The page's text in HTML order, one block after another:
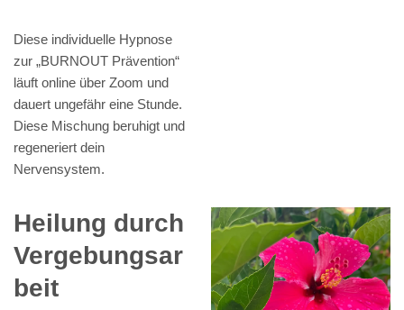
Diese individuelle Hypnose
zur „BURNOUT Prävention“
läuft online über Zoom und
dauert ungefähr eine Stunde.
Diese Mischung beruhigt und
regeneriert dein
Nervensystem.
Heilung durch
Vergebungsar
beit